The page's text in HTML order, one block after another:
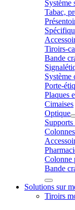
Système
Tabac,
Tiroirs-
Bande
Système
Porte-
Plaques
Cimaises
Optique
Supports
Colonne
Bande
Solutions sur
Tiroirs